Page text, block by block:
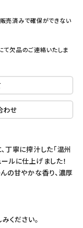
売済みで確保ができない
て欠品のご連絡いたしま
わせ
丁寧に搾汁した「温州
ルに仕上げました！
の甘やかな香り、濃厚
ください。